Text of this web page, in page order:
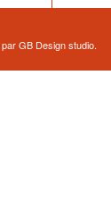
GB Design studio.